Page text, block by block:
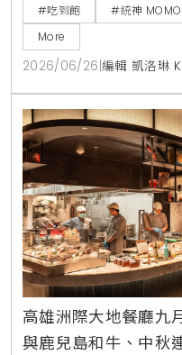
#吃到飽 #統神 MOMO
More
2026/06/26 編輯 凱洛琳
高雄洲際大地餐廳九
與鹿兒島和牛、中秋